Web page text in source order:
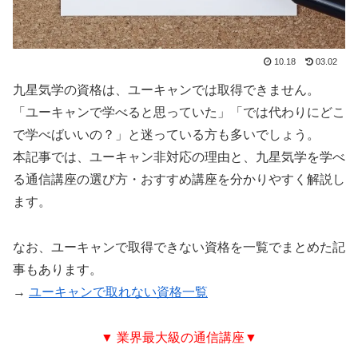
10.18 03.02
九星気学の資格は、ユーキャンでは取得できません。
「ユーキャンで学べると思っていた」「では代わりにどこ
で学べばいいの？」と迷っている方も多いでしょう。
本記事では、ユーキャン非対応の理由と、九星気学を学べ
る通信講座の選び方・おすすめ講座を分かりやすく解説し
ます。
なお、ユーキャンで取得できない資格を一覧でまとめた記
事もあります。
→ ユーキャンで取れない資格一覧
▼ 業界最大級の通信講座 ▼